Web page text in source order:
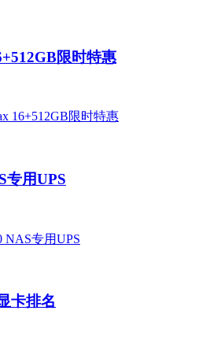
限时特惠
专用UPS
卡排名